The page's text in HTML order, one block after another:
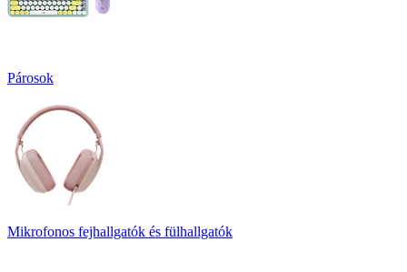
Párosok
Mikrofonos fejhallgatók és fülhallgatók